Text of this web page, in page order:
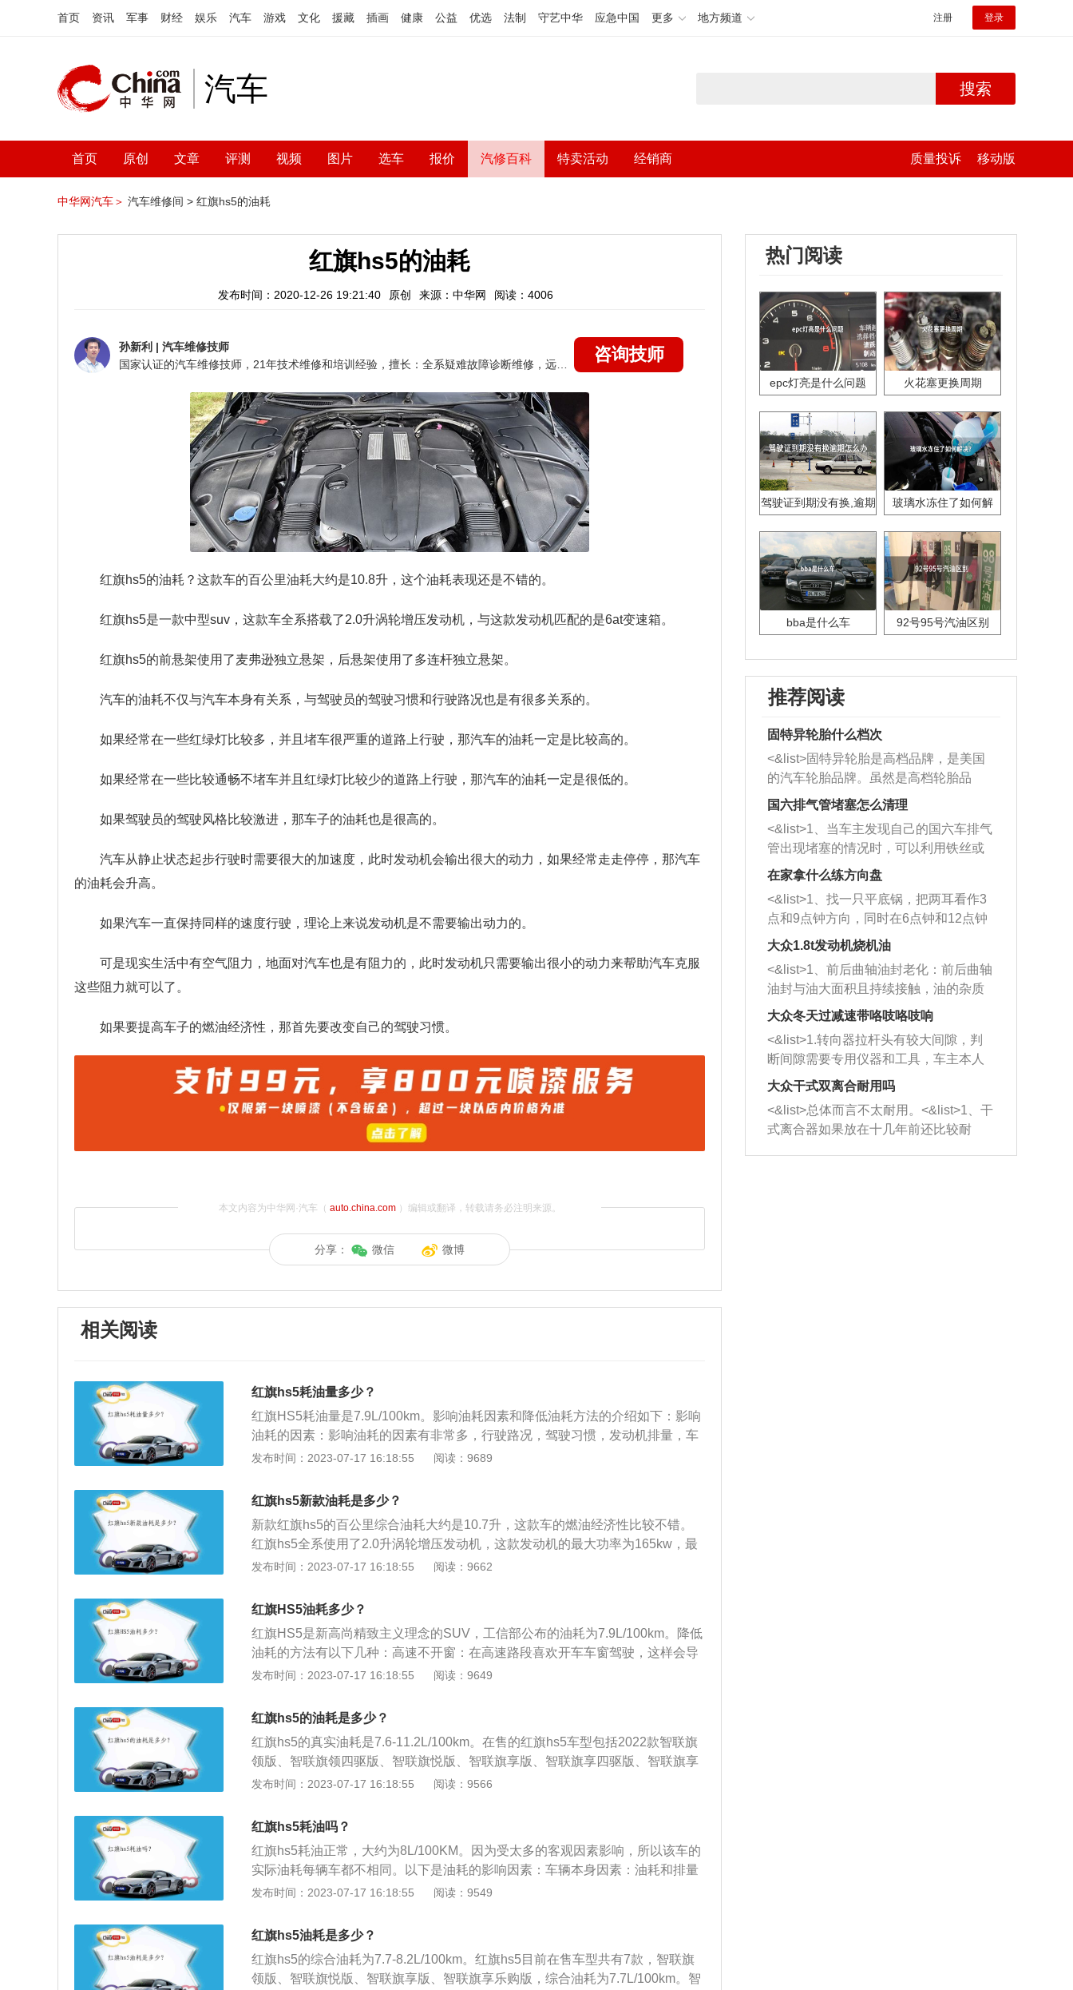
首页 资讯 军事 财经 娱乐 汽车 游戏 文化 援藏 插画 健康 公益 优选 法制 守艺中华 应急中国 更多 地方频道 注册 登录
汽车 搜索
首页 原创 文章 评测 视频 图片 选车 报价 汽修百科 特卖活动 经销商 质量投诉 移动版
中华网汽车＞ 汽车维修间 > 红旗hs5的油耗
红旗hs5的油耗
发布时间：2020-12-26 19:21:40 原创 来源：中华网 阅读：4006
孙新利 | 汽车维修技师
咨询技师
红旗hs5的油耗？ 这款车的百公里油耗大约是10.8升，这个油耗表现还是不错的。
红旗hs5是一款中型suv，这款车全系搭载了2.0升涡轮增压发动机，与这款发动机匹配的是6at变速箱。
红旗hs5的前悬架使用了麦弗逊独立悬架，后悬架使用了多连杆独立悬架。
汽车的油耗不仅与汽车本身有关系，与驾驶员的驾驶习惯和行驶路况也是有很多关系的。
如果经常在一些红绿灯比较多，并且堵车很严重的道路上行驶，那汽车的油耗一定是比较高的。
如果经常在一些比较通畅不堵车并且红绿灯比较少的道路上行驶，那汽车的油耗一定是很低的。
如果驾驶员的驾驶风格比较激进，那车子的油耗也是很高的。
汽车从静止状态起步行驶时需要很大的加速度，此时发动机会输出很大的动力，如果经常走走停停，那汽车
的油耗会升高。
如果汽车一直保持同样的速度行驶，理论上来说发动机是不需要输出动力的。
可是现实生活中有空气阻力，地面对汽车也是有阻力的，此时发动机只需要输出很小的动力来帮助汽车克服
这些阻力就可以了。
如果要提高车子的燃油经济性，那首先要改变自己的驾驶习惯。
本文内容为中华网·汽车（ auto.china.com）编辑或翻译，转载请务必注明来源。
分享： 微信 微博
相关阅读
红旗hs5耗油量多少？
红旗HS5耗油量是7.9L/100km。影响油耗因素和降低油耗方法的介绍如下：影响
油耗的因素：影响油耗的因素有非常多，行驶路况，驾驶习惯，发动机排量，车
辆负载等等，但是一般行驶油耗都会在一个范围之内。降低油耗的方法：及时换
时换挡的时间越短，就越能节省燃料。减少怠速时间，在城市道路行驶时往往会
遇到等待时间很长的红绿灯，这是可以关闭发动机，节省燃油消耗。
发布时间：2023-07-17 16:18:55 阅读：9689
红旗hs5新款油耗是多少？
新款红旗hs5的百公里综合油耗大约是10.7升，这款车的燃油经济性比较不错。
红旗hs5全系使用了2.0升涡轮增压发动机，这款发动机的最大功率为165kw，最
大扭矩为340牛米。影响油耗的因素如下：路面坑洼多耗油：道路不畅或路面坑
增多：将后备厢当成了仓库，不管有用没用的东西一股脑地塞在后备厢内，增加
了汽车自重，殊不知，车重与油耗的关系成正比。车重每下降10％，油耗也会相
应下降若干个百分点。
发布时间：2023-07-17 16:18:55 阅读：9662
红旗HS5油耗多少？
红旗HS5是新高尚精致主义理念的SUV，工信部公布的油耗为7.9L/100km。降低
油耗的方法有以下几种：高速不开窗：在高速路段喜欢开车车窗驾驶，这样会导
致很多风进入车内，加大行驶阻力。不要拖档：良好的换挡习惯能够为车主省不
就会影响密封和润滑效果，而机油增多会淹没曲轴，导致阻力增大。出行选好路
线：出行规划好路线，错开拥堵以及其他路况不好的地方。
发布时间：2023-07-17 16:18:55 阅读：9649
红旗hs5的油耗是多少？
红旗hs5的真实油耗是7.6-11.2L/100km。在售的红旗hs5车型包括2022款智联旗
领版、智联旗领四驱版、智联旗悦版、智联旗享版、智联旗享四驱版、智联旗享
四驱乐购版、智联旗享乐购版7款。官方NEDC综合油耗为7.7-8.2L/100km。同级
00km，唐NEDC综合油耗9.0L/100km，柯珞克NEDC综合油耗5.9L/100km，智
跑NEDC综合油耗6.0-6.4L/100km。汽车油耗的高低与五大因素直接相关，即驾
驶习惯、汽车本身、道路状态、自然风、环境温度。具体如下：驾驶习惯：驾驶
粗暴，比如急加油、经常超车、遇红灯不提前松油门，耗油增加。汽车本身：排
量大的车比排量小的车油耗大，因为排量大功率一般就大，需要更多的汽油燃烧
土路、泥泞路、松软路面、山路等，在这些路面行驶，阻力大，耗油增加。自然
风：迎风行驶、大风天行驶，汽车阻力增大，油耗增加。环境温度低，发动机缸
体温度低，冷起动时喷入的汽油不易雾化，需要喷入更多的汽油才能燃烧，油耗
发布时间：2023-07-17 16:18:55 阅读：9566
红旗hs5耗油吗？
红旗hs5耗油正常，大约为8L/100KM。因为受太多的客观因素影响，所以该车的
实际油耗每辆车都不相同。以下是油耗的影响因素：车辆本身因素：油耗和排量
有关，通常情况下排量越大，油耗越高。同时发动机的热效率以及外形设计都会
响。一般情况平坦道路比道路省油，直路比弯路省油，道路畅通比堵车省油。冬
天气温低，汽油燃烧温度达不到最佳温度，燃烧不完全，会损耗掉一部分油耗。
发布时间：2023-07-17 16:18:55 阅读：9549
红旗hs5油耗是多少？
红旗hs5的综合油耗为7.7-8.2L/100km。红旗hs5目前在售车型共有7款，智联旗
领版、智联旗悦版、智联旗享版、智联旗享乐购版，综合油耗为7.7L/100km。智
热门阅读
epc灯亮是什么问题 火花塞更换周期
驾驶证到期没有换,逾期
玻璃水冻住了如何解
bba是什么车 92号95号汽油区别
推荐阅读
固特异轮胎什么档次
<&list>固特异轮胎是高档品牌，是美国
的汽车轮胎品牌。虽然是高档轮胎品
牌，但是中高低端的轮胎都有生产，这
也是为了更好的开拓市场。
国六排气管堵塞怎么清理
<&list>1、当车主发现自己的国六车排气
管出现堵塞的情况时，可以利用铁丝或
者是细棍，直接将杂物给取出来，如果
堵塞情况比较严重，也可以采取应急措
施。 <&list>2、直接利用木棍将所有的
杂物推到排气管里面的位置处，然后将
三元催化器拆解开，就可以将堵塞的东
西取出来。但如果是因为积碳过多引起
的堵塞，就需要将三元催化器泡在草酸
洗剂对堵塞的情况得到解决，将清洗剂
放在燃油箱中，与燃油混合后，车辆启
动时，就可以和汽油一起进入到燃烧
室，最后形成废气排出，就可以让三元
催化器得到清洗，排气管堵塞的情况就
能够得到解决。
在家拿什么练方向盘
<&list>1、找一只平底锅，把两耳看作3
点和9点钟方向，同时在6点钟和12点钟
方向做一个标记。 <&list>2、双手握住
一圈半的练习，往右同样也要打相同的
圈数。 <&list>3、最后强调要反复练
习，这样就可以形成肌肉记忆，在真实
驾驶车辆时，不需要记忆也能打好方
向。
大众1.8t发动机烧机油
<&list>1、前后曲轴油封老化：前后曲轴
油封与油大面积且持续接触，油的杂质
和发动机内持续温度变化使其密封效果
逐渐减弱，导致渗油或漏油。<&list>2、
活塞间隙过大：积碳会使活塞环与缸体
的间隙扩大，导致机油流入燃烧室中，
造成烧机油。<&list>3、机油粘度。使用
机油粘度过小的话，同样会有烧机油现
象，机油粘度过小具有很好的流动性，
大众冬天过减速带咯吱咯吱响
<&list>1.转向器拉杆头有较大间隙，判
断间隙需要专用仪器和工具，车主本人
无法制作，需要将车辆送到修理厂或4s
店；<&list>2.车辆半轴套管防尘罩破
裂，破裂后会出现漏油现象，使半轴磨
损严重，磨损的半轴容易损坏，产生异
响；<&list>3.稳定器的转向胶套和球头
大众干式双离合耐用吗
<&list>总体而言不太耐用。<&list>1、干
式离合器如果放在十几年前还比较耐